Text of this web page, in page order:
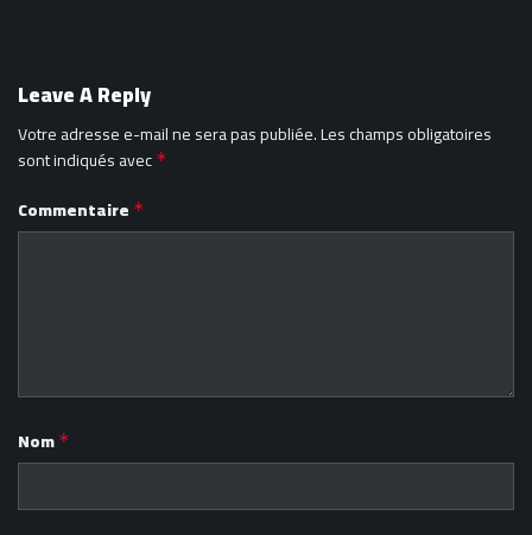
Leave A Reply
Votre adresse e-mail ne sera pas publiée.Les champs obligatoires
sont indiqués avec *
Commentaire *
Nom *